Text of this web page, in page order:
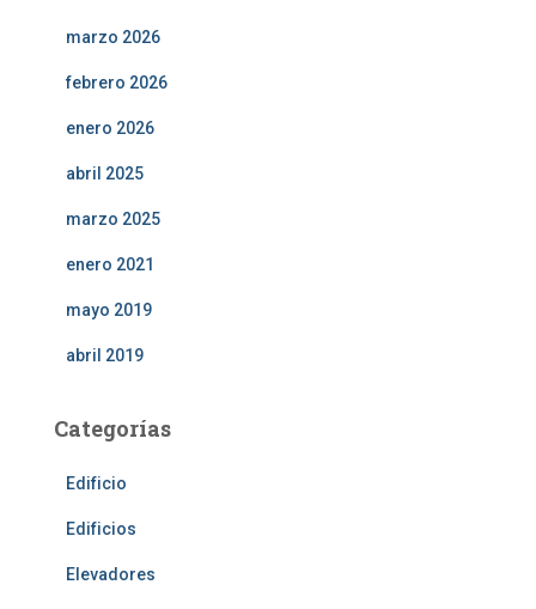
marzo 2026
febrero 2026
enero 2026
abril 2025
marzo 2025
enero 2021
mayo 2019
abril 2019
Categorías
Edificio
Edificios
Elevadores